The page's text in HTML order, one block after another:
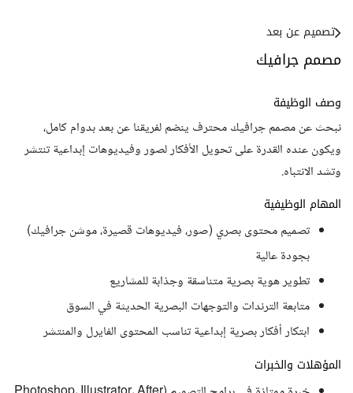
مصمم جرافيك
تصميم عن بعد
وصف الوظيفة
نبحث عن مصمم جرافيك محترف ينضم لفريقنا عن بعد بدوام كامل،
ويكون عنده القدرة على تحويل الأفكار لصور وفيديوهات إبداعية تنتشر
وتشد الانتباه.
المهام الوظيفية
تصميم محتوى بصري (صور، فيديوهات قصيرة، موشن جرافيك)
بجودة عالية
تطوير هوية بصرية متناسقة وجذابة للمشاريع
متابعة الترندات والتوجهات البصرية الحديثة في السوق
ابتكار أفكار بصرية إبداعية تناسب المحتوى الفايرل والمنتشر
المؤهلات والخبرات